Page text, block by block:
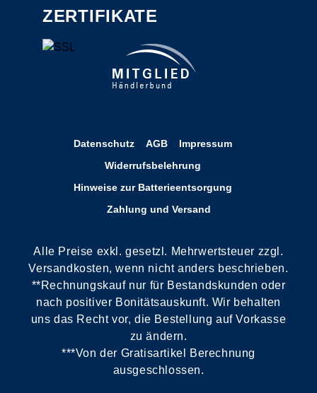
ZERTIFIKATE
Datenschutz AGB
Impressum
Widerrufsbelehrung
Hinweise zur Batterieentsorgung
Zahlung und Versand
Alle Preise exkl. gesetzl. Mehrwertsteuer zzgl.
Versandkosten, wenn nicht anders beschrieben.
**Rechnungskauf nur für Bestandskunden oder
nach positiver Bonitätsauskunft. Wir behalten
uns das Recht vor, die Bestellung auf Vorkasse
zu ändern.
***Von der Gratisartikel Berechnung
ausgeschlossen.